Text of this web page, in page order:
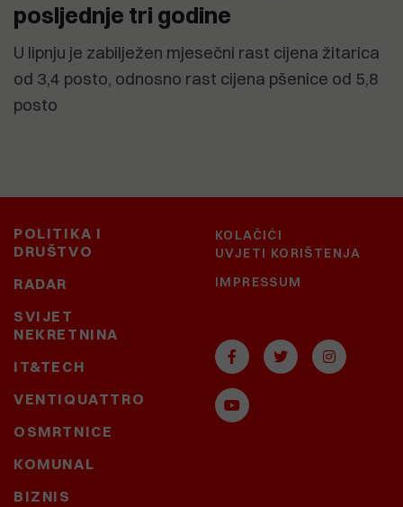
posljednje tri godine
U lipnju je zabilježen mjesečni rast cijena žitarica
od 3,4 posto, odnosno rast cijena pšenice od 5,8
posto
POLITIKA I
DRUŠTVO
RADAR
SVIJET
NEKRETNINA
IT&TECH
VENTIQUATTRO
OSMRTNICE
KOMUNAL
BIZNIS
KOLAČIĆI
UVJETI KORIŠTENJA
IMPRESSUM